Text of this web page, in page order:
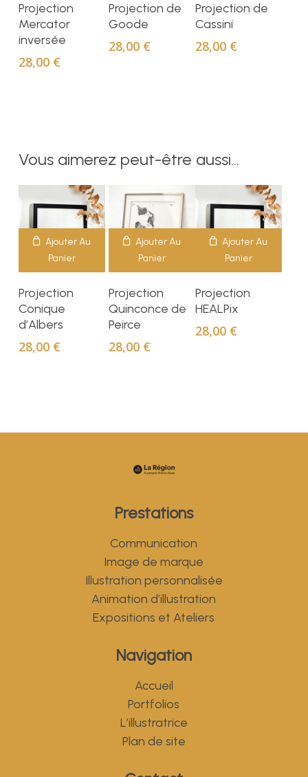
Projection
Mercator
inversée
28,00 €
Projection de
Goode
28,00 €
Projection de
Cassini
28,00 €
Vous aimerez peut-être aussi…
Ajouter Au
Panier
Projection
Conique
d’Albers
28,00 €
Ajouter Au
Panier
Projection
Quinconce de
Peirce
28,00 €
Ajouter Au
Panier
Projection
HEALPix
28,00 €
Prestations
Communication
Image de marque
Illustration personnalisée
Animation d’illustration
Expositions et Ateliers
Navigation
Accueil
Portfolios
L’illustratrice
Plan de site